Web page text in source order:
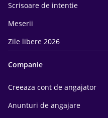
Scrisoare de intentie
Meserii
Zile libere 2026
Companie
Creeaza cont de angajator
Anunturi de angajare